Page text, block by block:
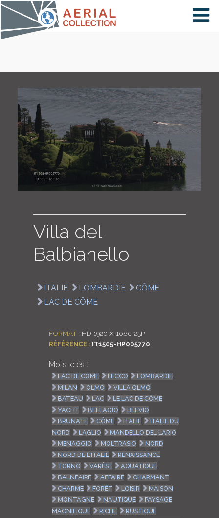
×
PAYS
CARTE
COLLECTIONS
Villa del
Balbianello
ITALIE LOMBARDIE
CÔME
LAC DE CÔME
FORMAT : HD 1920 X 1080 25P
RÉFÉRENCE : IT1505-HP005770
Mots-clés :
LAC DE CÔME LECCO
LOMBARDIE
MILAN
OLMO
VILLA OLMO
BATEAU
LAC
LE LAC DE CÔME
YACHT
BELLAGIO
BLEVIO
BRUNATE
CÔME ITALIE
ITALIE DU
NORD
LAGLIO
MANDELLO DEL LARIO
MENAGGIO
MOLTRASIO
NORD
NORD DE L'ITALIE
RENAISSANCE
TORNO
VARÈSE
AQUATIQUE
BALNÉAIRE
AFFAIRE
CHARMANT
CHARME
FORÊT LOISIR
MAISON
MONTAGNE
NAUTIQUE
PAYSAGE
MAGNIFIQUE
RICHE
RUSTIQUE